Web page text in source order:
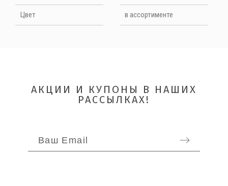
Цвет в ассортименте
АКЦИИ И КУПОНЫ В НАШИХ
РАССЫЛКАХ!